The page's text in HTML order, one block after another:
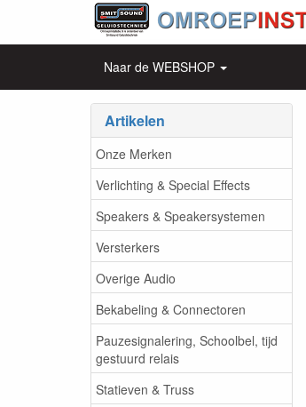
Naar de WEBSHOP
Artikelen
Onze Merken
Verlichting & Special Effects
Speakers & Speakersystemen
Versterkers
Overige Audio
Bekabeling & Connectoren
Pauzesignalering, Schoolbel, tijd
gestuurd relais
Statieven & Truss